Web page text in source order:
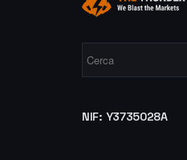
NIF: Y3735028A